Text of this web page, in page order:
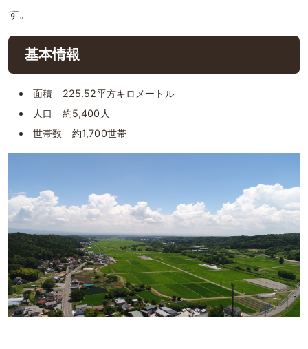
す。
基本情報
面積 225.52平方キロメートル
人口 約5,400人
世帯数 約1,700世帯